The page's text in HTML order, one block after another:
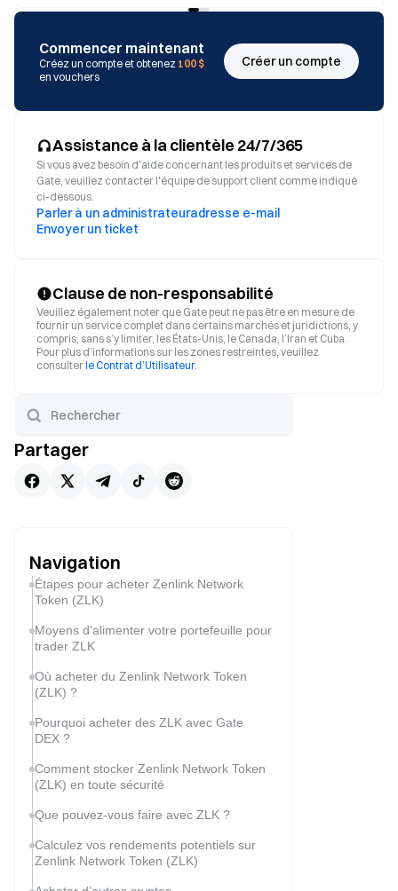
Commencer maintenant
Créez un compte et obtenez 100 $
en vouchers
Créer un compte
Assistance à la clientèle 24/7/365
Si vous avez besoin d'aide concernant les produits et services de
Gate, veuillez contacter l'équipe de support client comme indiqué
ci-dessous.
Parler à un administrateuradresse e-mail
Envoyer un ticket
Clause de non-responsabilité
Veuillez également noter que Gate peut ne pas être en mesure de
fournir un service complet dans certains marchés et juridictions, y
compris, sans s’y limiter, les États-Unis, le Canada, l’Iran et Cuba.
Pour plus d’informations sur les zones restreintes, veuillez
consulterle Contrat d’Utilisateur.
Partager
Navigation
Étapes pour acheter Zenlink Network
Token (ZLK)
Moyens d’alimenter votre portefeuille pour
trader ZLK
Où acheter du Zenlink Network Token
(ZLK) ?
Pourquoi acheter des ZLK avec Gate
DEX ?
Comment stocker Zenlink Network Token
(ZLK) en toute sécurité
Que pouvez-vous faire avec ZLK ?
Calculez vos rendements potentiels sur
Zenlink Network Token (ZLK)